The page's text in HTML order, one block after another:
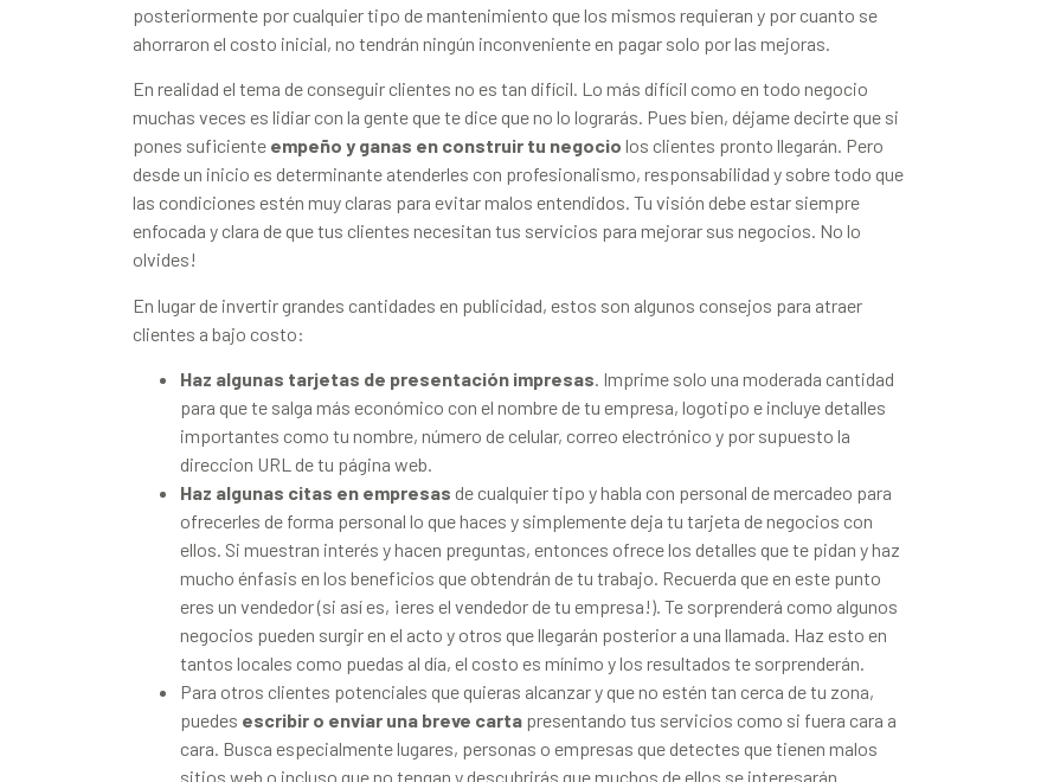
posteriormente por cualquier tipo de mantenimiento que los mismos requieran y por cuanto se
ahorraron el costo inicial, no tendrán ningún inconveniente en pagar solo por las mejoras.
En realidad el tema de conseguir clientes no es tan difícil. Lo más difícil como en todo negocio
muchas veces es lidiar con la gente que te dice que no lo lograrás. Pues bien, déjame decirte que si
pones suficiente empeño y ganas en construir tu negocio los clientes pronto llegarán. Pero
desde un inicio es determinante atenderles con profesionalismo, responsabilidad y sobre todo que
las condiciones estén muy claras para evitar malos entendidos. Tu visión debe estar siempre
enfocada y clara de que tus clientes necesitan tus servicios para mejorar sus negocios. No lo
olvides!
En lugar de invertir grandes cantidades en publicidad, estos son algunos consejos para atraer
clientes a bajo costo:
Haz algunas tarjetas de presentación impresas. Imprime solo una moderada cantidad
para que te salga más económico con el nombre de tu empresa, logotipo e incluye detalles
importantes como tu nombre, número de celular, correo electrónico y por supuesto la
direccion URL de tu página web.
Haz algunas citas en empresas de cualquier tipo y habla con personal de mercadeo para
ofrecerles de forma personal lo que haces y simplemente deja tu tarjeta de negocios con
ellos. Si muestran interés y hacen preguntas, entonces ofrece los detalles que te pidan y haz
mucho énfasis en los beneficios que obtendrán de tu trabajo. Recuerda que en este punto
eres un vendedor (si así es, ¡eres el vendedor de tu empresa!). Te sorprenderá como algunos
negocios pueden surgir en el acto y otros que llegarán posterior a una llamada. Haz esto en
tantos locales como puedas al día, el costo es mínimo y los resultados te sorprenderán.
Para otros clientes potenciales que quieras alcanzar y que no estén tan cerca de tu zona,
puedes escribir o enviar una breve carta presentando tus servicios como si fuera cara a
cara. Busca especialmente lugares, personas o empresas que detectes que tienen malos
sitios web o incluso que no tengan y descubrirás que muchos de ellos se interesarán.